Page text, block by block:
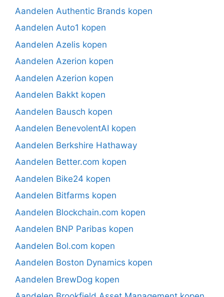
Aandelen Authentic Brands kopen
Aandelen Auto1 kopen
Aandelen Azelis kopen
Aandelen Azerion kopen
Aandelen Azerion kopen
Aandelen Bakkt kopen
Aandelen Bausch kopen
Aandelen BenevolentAI kopen
Aandelen Berkshire Hathaway
Aandelen Better.com kopen
Aandelen Bike24 kopen
Aandelen Bitfarms kopen
Aandelen Blockchain.com kopen
Aandelen BNP Paribas kopen
Aandelen Bol.com kopen
Aandelen Boston Dynamics kopen
Aandelen BrewDog kopen